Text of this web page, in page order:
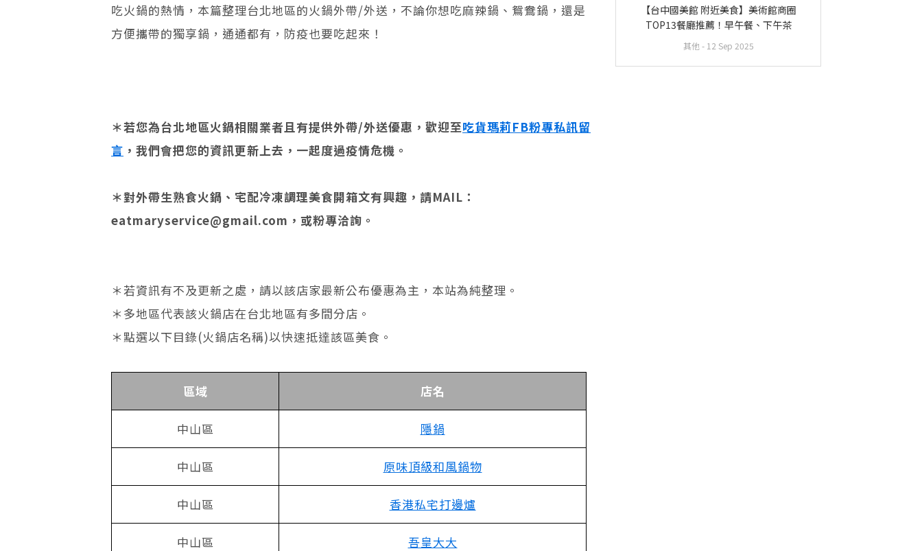
【台中國美館 附近美食】美術館商圈
TOP13餐廳推薦！早午餐、下午茶
其他 - 12 Sep 2025
吃火鍋的熱情，本篇整理台北地區的火鍋外帶/外送，不論你想吃麻辣鍋、鴛鴦鍋，還是
方便攜帶的獨享鍋，通通都有，防疫也要吃起來！
＊若您為台北地區火鍋相關業者且有提供外帶/外送優惠，歡迎至吃貨瑪莉FB粉專私訊留
言 ，我們會把您的資訊更新上去，一起度過疫情危機。
＊對外帶生熟食火鍋、宅配冷凍調理美食開箱文有興趣，請MAIL：
eatmaryservice@gmail.com ，或粉專洽詢。
＊若資訊有不及更新之處，請以該店家最新公布優惠為主，本站為純整理。
＊多地區代表該火鍋店在台北地區有多間分店。
＊點選以下目錄(火鍋店名稱)以快速抵達該區美食。
區域 店名
中山區 隱鍋
中山區 原味頂級和風鍋物
中山區 香港私宅打邊爐
中山區 吾皇大大